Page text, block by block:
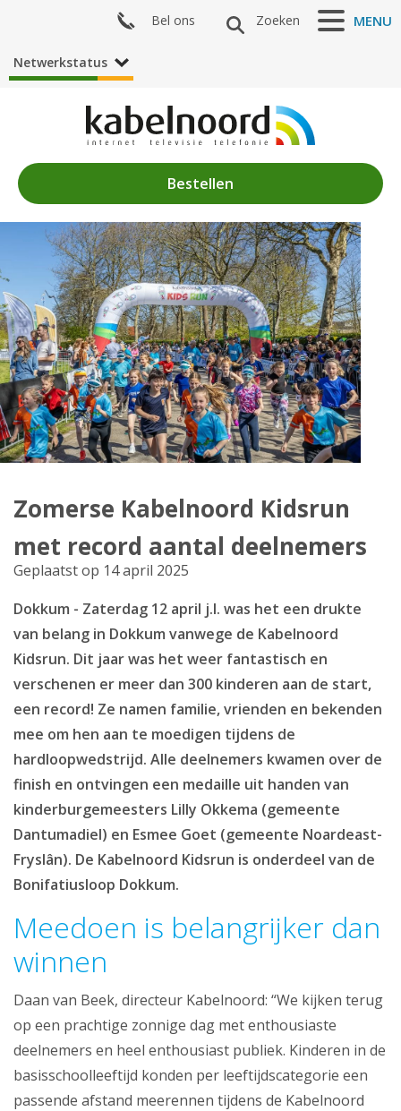
Nieuws
Algemeen
Acties
Zenderaanbod
Producten
Klantenservice
Mijn Kabelnoord
Zakelijk
Bestellen
MENU
Zoeken
Bel ons
Netwerkstatus
Zomerse Kabelnoord Kidsrun
met record aantal deelnemers
Geplaatst op 14 april 2025
Dokkum - Zaterdag 12 april j.l. was het een drukte
van belang in Dokkum vanwege de Kabelnoord
Kidsrun. Dit jaar was het weer fantastisch en
verschenen er meer dan 300 kinderen aan de start,
een record! Ze namen familie, vrienden en bekenden
mee om hen aan te moedigen tijdens de
hardloopwedstrijd. Alle deelnemers kwamen over de
finish en ontvingen een medaille uit handen van
kinderburgemeesters Lilly Okkema (gemeente
Dantumadiel) en Esmee Goet (gemeente Noardeast-
Fryslân). De Kabelnoord Kidsrun is onderdeel van de
Bonifatiusloop Dokkum.
Meedoen is belangrijker dan
winnen
Daan van Beek, directeur Kabelnoord: “We kijken terug
op een prachtige zonnige dag met enthousiaste
deelnemers en heel enthousiast publiek. Kinderen in de
basisschoolleeftijd konden per leeftijdscategorie een
passende afstand meerennen tijdens de Kabelnoord